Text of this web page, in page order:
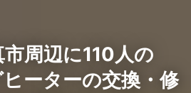
周辺に110人の
ーターの交換・修